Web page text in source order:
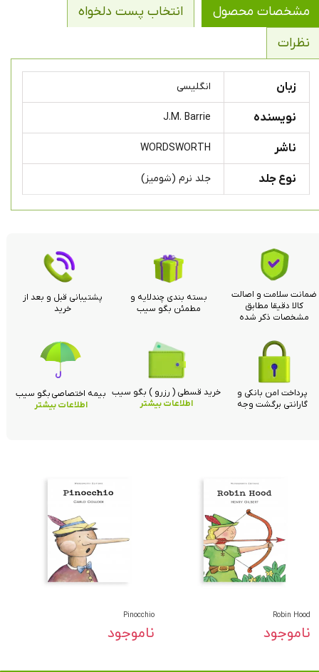
مشخصات محصول
انتخاب پست دلخواه
نظرات
زبان انگلیسی
نویسنده J.M. Barrie
ناشر WORDSWORTH
نوع جلد جلد نرم (شومیز)
Robin Hood
ناموجود
Pinocchio
ناموجود
ضمانت سلامت و اصالت
کالا دقیقا مطابق
مشخصات ذکر شده
بسته بندی چندلایه و
مطمئن بگو سیب
پشتیبانی قبل و بعد از
خرید
خرید قسطی ( رزرو ) بگو سیب
اطلاعات بیشتر
پرداخت امن بانکی و
گارانتی برگشت وجه
بیمه اختصاصی بگو سیب
اطلاعات بیشتر